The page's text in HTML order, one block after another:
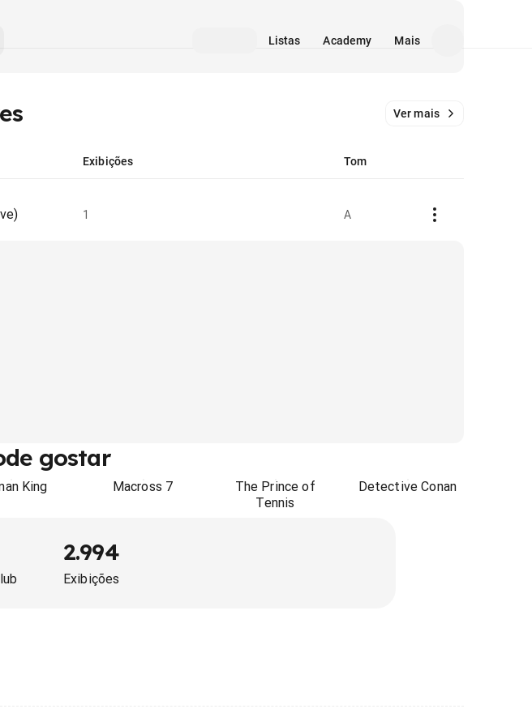
Listas Academy Mais
Ver mais
Exibições Tom
1 A
gostar
King Macross 7
The Prince of
Tennis
Detective Conan
2.994
Exibições